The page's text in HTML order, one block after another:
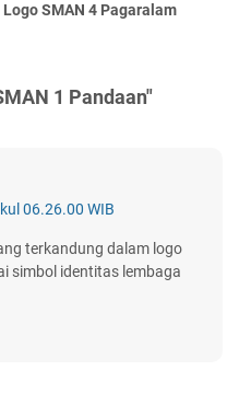
Logo SMAN 4 Pagaralam
1 Pandaan"
06.26.00 WIB
terkandung dalam logo
simbol identitas lembaga